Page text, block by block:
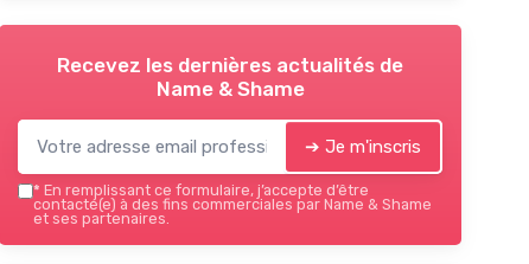
Recevez les dernières actualités de
Name & Shame
➔ Je m'inscris
* En remplissant ce formulaire, j’accepte d’être
contacté(e) à des fins commerciales par Name & Shame
et ses partenaires.